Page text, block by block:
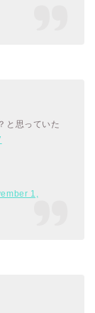
と思っていた
1,